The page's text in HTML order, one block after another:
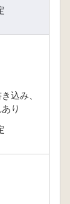
込み、
り